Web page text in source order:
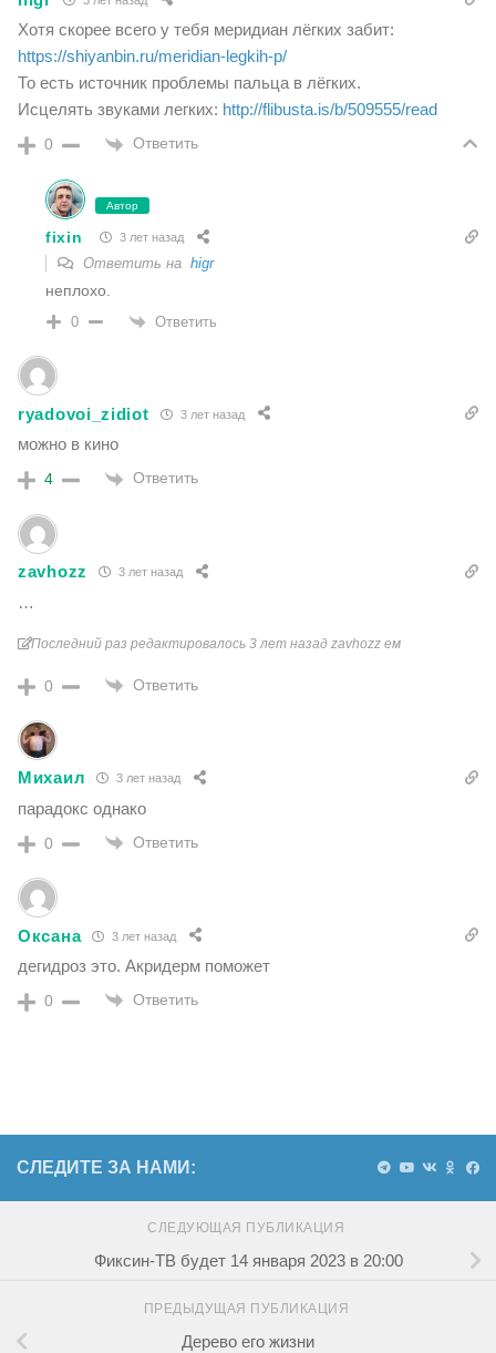
Хотя скорее всего у тебя меридиан лёгких забит:
https://shiyanbin.ru/meridian-legkih-p/
То есть источник проблемы пальца в лёгких.
Исцелять звуками легких: http://flibusta.is/b/509555/read
0 Ответить
Автор
fixin 3 лет назад
Ответить на higr
неплохо.
0 Ответить
ryadovoi_zidiot 3 лет назад
можно в кино
4 Ответить
zavhozz 3 лет назад
…
Последний раз редактировалось 3 лет назад zavhozz ем
0 Ответить
Михаил 3 лет назад
парадокс однако
0 Ответить
Оксана 3 лет назад
дегидроз это. Акридерм поможет
0 Ответить
СЛЕДИТЕ ЗА НАМИ:
СЛЕДУЮЩАЯ ПУБЛИКАЦИЯ
Фиксин-ТВ будет 14 января 2023 в 20:00
ПРЕДЫДУЩАЯ ПУБЛИКАЦИЯ
Дерево его жизни